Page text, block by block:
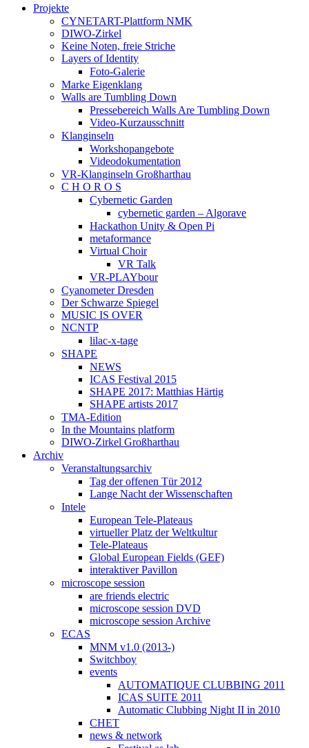
Projekte
CYNETART-Plattform NMK
DIWO-Zirkel
Keine Noten, freie Striche
Layers of Identity
Foto-Galerie
Marke Eigenklang
Walls are Tumbling Down
Pressebereich Walls Are Tumbling Down
Video-Kurzausschnitt
Klanginseln
Workshopangebote
Videodokumentation
VR-Klanginseln Großharthau
C H O R O S
Cybernetic Garden
cybernetic garden – Algorave
Hackathon Unity & Open Pi
metaformance
Virtual Choir
VR Talk
VR-PLAYbour
Cyanometer Dresden
Der Schwarze Spiegel
MUSIC IS OVER
NCNTP
lilac-x-tage
SHAPE
NEWS
ICAS Festival 2015
SHAPE 2017: Matthias Härtig
SHAPE artists 2017
TMA-Edition
In the Mountains platform
DIWO-Zirkel Großharthau
Archiv
Veranstaltungsarchiv
Tag der offenen Tür 2012
Lange Nacht der Wissenschaften
Intele
European Tele-Plateaus
virtueller Platz der Weltkultur
Tele-Plateaus
Global European Fields (GEF)
interaktiver Pavillon
microscope session
are friends electric
microscope session DVD
microscope session Archive
ECAS
MNM v1.0 (2013-)
Switchboy
events
AUTOMATIQUE CLUBBING 2011
ICAS SUITE 2011
Automatic Clubbing Night II in 2010
CHET
news & network